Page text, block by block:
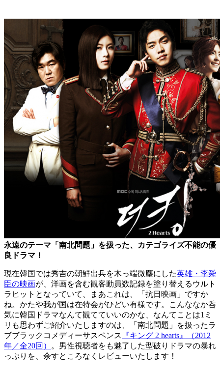
永遠のテーマ「南北問題」を扱った、カテゴライズ不能の優
良ドラマ！
現在韓国では秀吉の朝鮮出兵を木っ端微塵にした英雄・李舜
臣の映画が、洋画を含む観客動員数記録を塗り替えるウルト
ラヒットとなっていて、まあこれは、「抗日映画」ですか
ね。かたや我が国は在特会がひどい有様です。こんななか呑
気に韓国ドラマなんて観てていいのかな、なんてことは1ミ
リも思わずご紹介いたしますのは、「南北問題」を扱ったラ
ブブラックコメディーサスペンス
『キング 2 hearts』（2012
年／全20回）
。男性視聴者をも魅了した型破りドラマの暴れ
っぷりを、余すところなくレビューいたします！